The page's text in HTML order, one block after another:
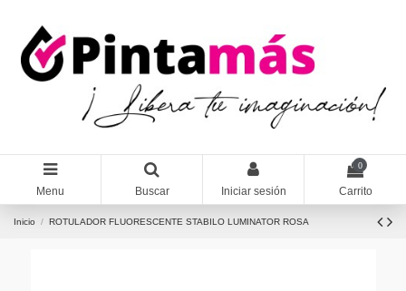
Menu Buscar Iniciar sesión
0
Carrito
Inicio ROTULADOR FLUORESCENTE STABILO LUMINATOR ROSA